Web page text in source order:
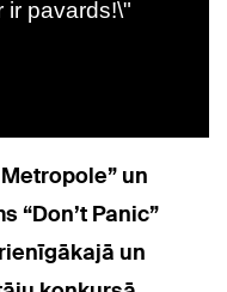
un
“Don’t Panic”
un